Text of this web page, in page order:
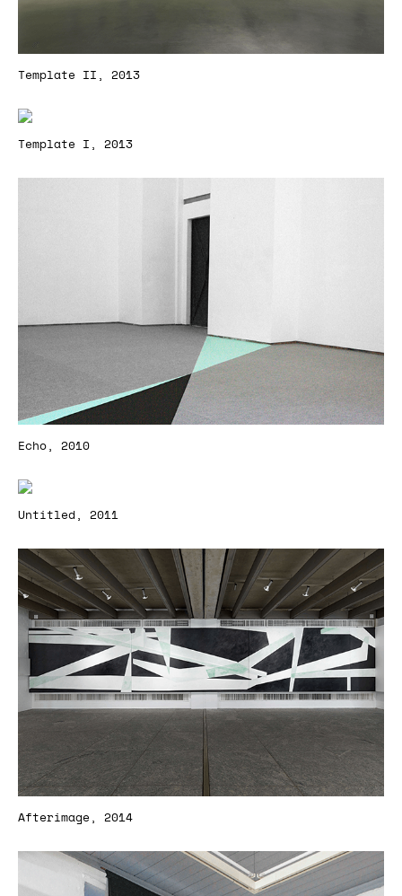
Template II, 2013
Template I, 2013
Echo, 2010
Untitled, 2011
Afterimage, 2014